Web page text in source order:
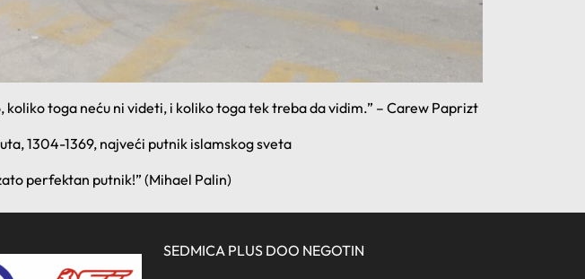
toga neću ni videti, i koliko toga tek treba da vidim.” – Carew Paprizt
1304-1369, najveći putnik islamskog sveta
perfektan putnik!” (Mihael Palin)
SEDMICA PLUS DOO NEGOTIN